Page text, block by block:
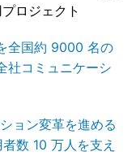
ロジェクト
全国約 9000 名の
社コミュニケーシ
ョン変革を進める
数 10 万人を支え